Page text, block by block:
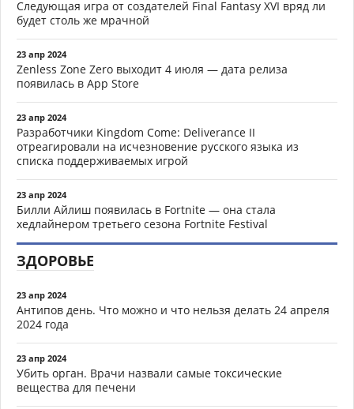
Следующая игра от создателей Final Fantasy XVI вряд ли
будет столь же мрачной
23 апр 2024
Zenless Zone Zero выходит 4 июля — дата релиза
появилась в App Store
23 апр 2024
Разработчики Kingdom Come: Deliverance II
отреагировали на исчезновение русского языка из
списка поддерживаемых игрой
23 апр 2024
Билли Айлиш появилась в Fortnite — она стала
хедлайнером третьего сезона Fortnite Festival
ЗДОРОВЬЕ
23 апр 2024
Антипов день. Что можно и что нельзя делать 24 апреля
2024 года
23 апр 2024
Убить орган. Врачи назвали самые токсические
вещества для печени